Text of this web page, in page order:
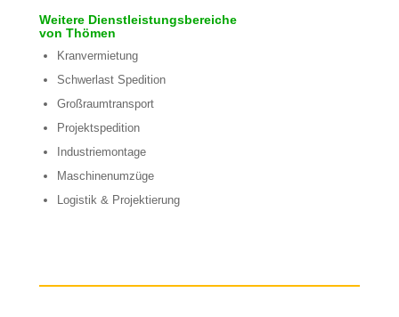
Weitere Dienstleistungsbereiche
von Thömen
Kranvermietung
Schwerlast Spedition
Großraumtransport
Projektspedition
Industriemontage
Maschinenumzüge
Logistik & Projektierung